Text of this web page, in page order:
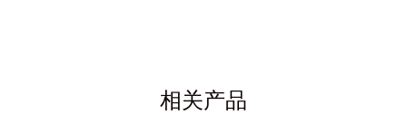
相关产品